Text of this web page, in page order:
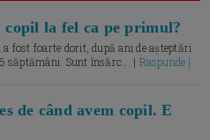
la fel ca pe primul?
fost foarte dorit, după ani de așteptări
săptămâni. Sunt însărc... | Raspunde |
de când avem copil. E